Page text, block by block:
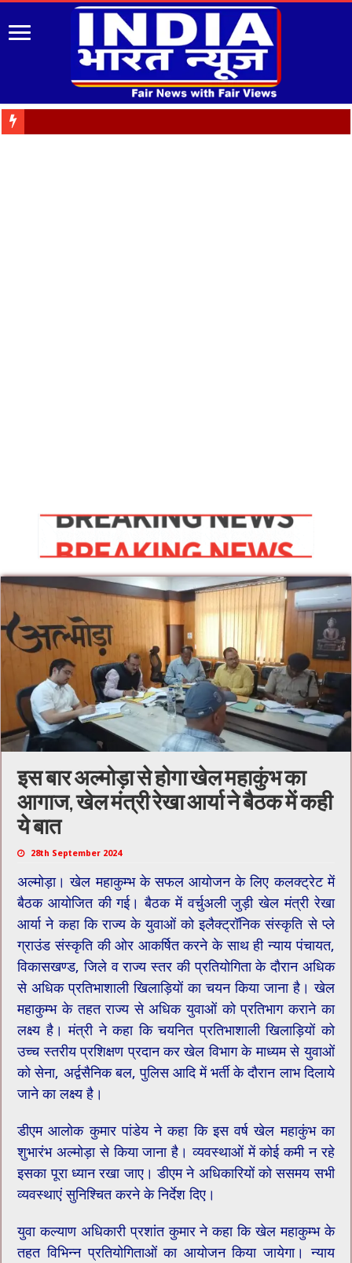
इस बार अल्मोड़ा से होगा खेल महाकुंभ का
आगाज, खेल मंत्री रेखा आर्या ने बैठक में कही
ये बात
28th September 2024
अल्मोड़ा। खेल महाकुम्भ के सफल आयोजन के लिए कलक्ट्रेट में
बैठक आयोजित की गई। बैठक में वर्चुअली जुड़ी खेल मंत्री रेखा
आर्या ने कहा कि राज्य के युवाओं को इलैक्ट्रॉनिक संस्कृति से प्ले
ग्राउंड संस्कृति की ओर आकर्षित करने के साथ ही न्याय पंचायत,
विकासखण्ड, जिले व राज्य स्तर की प्रतियोगिता के दौरान अधिक
से अधिक प्रतिभाशाली खिलाड़ियों का चयन किया जाना है। खेल
महाकुम्भ के तहत राज्य से अधिक युवाओं को प्रतिभाग कराने का
लक्ष्य है। मंत्री ने कहा कि चयनित प्रतिभाशाली खिलाड़ियों को
उच्च स्तरीय प्रशिक्षण प्रदान कर खेल विभाग के माध्यम से युवाओं
को सेना, अर्द्वसैनिक बल, पुलिस आदि में भर्ती के दौरान लाभ दिलाये
जाने का लक्ष्य है।
डीएम आलोक कुमार पांडेय ने कहा कि इस वर्ष खेल महाकुंभ का
शुभारंभ अल्मोड़ा से किया जाना है। व्यवस्थाओं में कोई कमी न रहे
इसका पूरा ध्यान रखा जाए। डीएम ने अधिकारियों को ससमय सभी
व्यवस्थाएं सुनिश्चित करने के निर्देश दिए।
युवा कल्याण अधिकारी प्रशांत कुमार ने कहा कि खेल महाकुम्भ के
तहत विभिन्न प्रतियोगिताओं का आयोजन किया जायेगा। न्याय